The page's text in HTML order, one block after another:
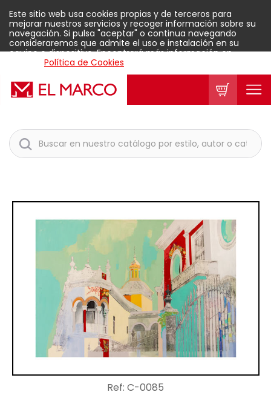
Este sitio web usa cookies propias y de terceros para
mejorar nuestros servicios y recoger información sobre su
navegación. Si pulsa "aceptar" o continua navegando
consideraremos que admite el uso e instalación en su
equipo o dispositivo. Encontrará más información en
Política de Cookies
Aceptar
Ref: C-0085